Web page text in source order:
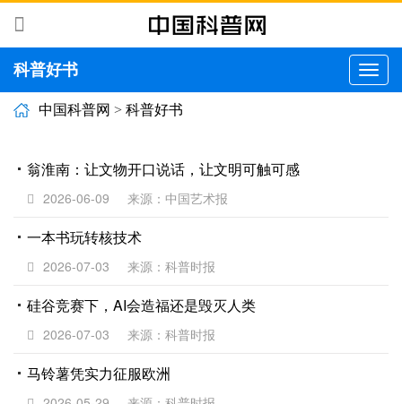
科普好书
切
换
中国科普网 > 科普好书
翁淮南：让文物开口说话，让文明可触可感
2026-06-09 来源：​中国艺术报
一本书玩转核技术
2026-07-03 来源：科普时报
硅谷竞赛下，AI会造福还是毁灭人类
2026-07-03 来源：科普时报
马铃薯凭实力征服欧洲